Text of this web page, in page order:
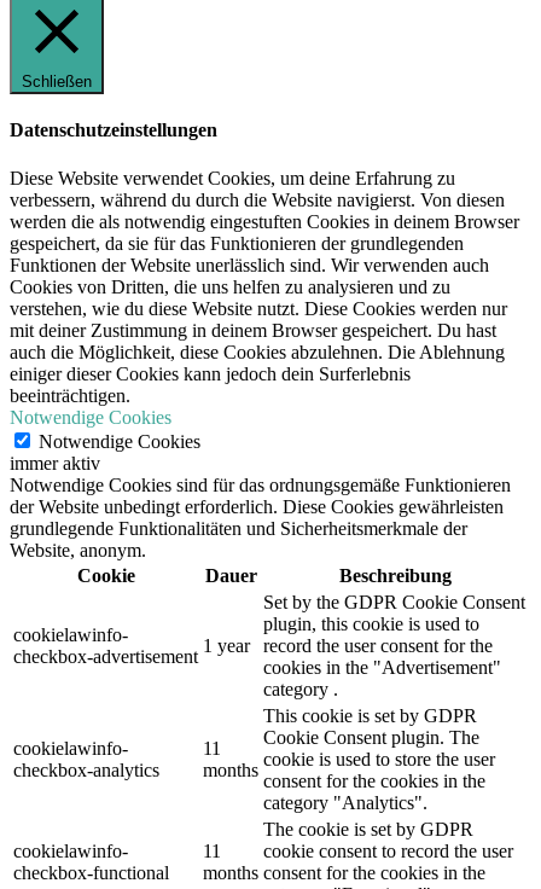
Schließen
Datenschutzeinstellungen
Diese Website verwendet Cookies, um deine Erfahrung zu
verbessern, während du durch die Website navigierst. Von diesen
werden die als notwendig eingestuften Cookies in deinem Browser
gespeichert, da sie für das Funktionieren der grundlegenden
Funktionen der Website unerlässlich sind. Wir verwenden auch
Cookies von Dritten, die uns helfen zu analysieren und zu
verstehen, wie du diese Website nutzt. Diese Cookies werden nur
mit deiner Zustimmung in deinem Browser gespeichert. Du hast
auch die Möglichkeit, diese Cookies abzulehnen. Die Ablehnung
einiger dieser Cookies kann jedoch dein Surferlebnis
beeinträchtigen.
Notwendige Cookies
Notwendige Cookies
immer aktiv
Notwendige Cookies sind für das ordnungsgemäße Funktionieren
der Website unbedingt erforderlich. Diese Cookies gewährleisten
grundlegende Funktionalitäten und Sicherheitsmerkmale der
Website, anonym.
Cookie
Dauer Beschreibung
cookielawinfo-
checkbox-advertisement
1 year
Set by the GDPR Cookie Consent
plugin, this cookie is used to
record the user consent for the
cookies in the "Advertisement"
category .
cookielawinfo-
checkbox-analytics
11
months
This cookie is set by GDPR
Cookie Consent plugin. The
cookie is used to store the user
consent for the cookies in the
category "Analytics".
cookielawinfo-
checkbox-functional
11
months
The cookie is set by GDPR
cookie consent to record the user
consent for the cookies in the